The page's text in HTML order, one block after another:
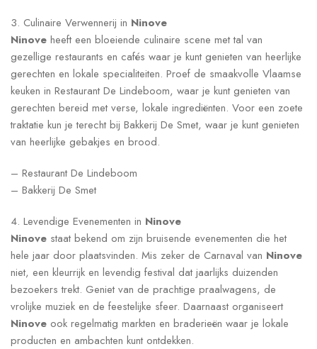
3. Culinaire Verwennerij in Ninove
Ninove heeft een bloeiende culinaire scene met tal van
gezellige restaurants en cafés waar je kunt genieten van heerlijke
gerechten en lokale specialiteiten. Proef de smaakvolle Vlaamse
keuken in Restaurant De Lindeboom, waar je kunt genieten van
gerechten bereid met verse, lokale ingrediënten. Voor een zoete
traktatie kun je terecht bij Bakkerij De Smet, waar je kunt genieten
van heerlijke gebakjes en brood.
– Restaurant De Lindeboom
– Bakkerij De Smet
4. Levendige Evenementen in Ninove
Ninove staat bekend om zijn bruisende evenementen die het
hele jaar door plaatsvinden. Mis zeker de Carnaval van Ninove
niet, een kleurrijk en levendig festival dat jaarlijks duizenden
bezoekers trekt. Geniet van de prachtige praalwagens, de
vrolijke muziek en de feestelijke sfeer. Daarnaast organiseert
Ninove ook regelmatig markten en braderieën waar je lokale
producten en ambachten kunt ontdekken.